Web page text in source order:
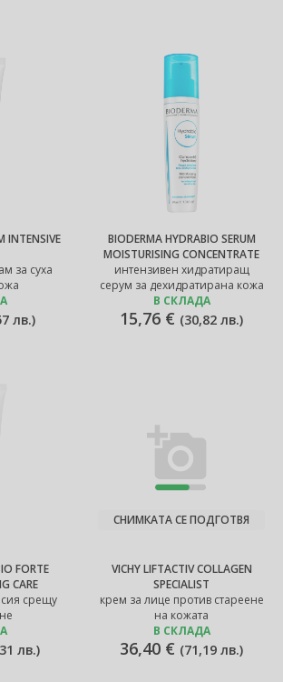
INTENSIVE
за суха
лв.)
BIODERMA HYDRABIO SERUM
MOISTURISING CONCENTRATE
интензивен хидратиращ
серум за дехидратирана кожа
В СКЛАДА
15,76 € (30,82 лв.)
FORTE
CARE
срещу
лв.)
VICHY LIFTACTIV COLLAGEN
SPECIALIST
крем за лице против стареене
на кожата
СНИМКАТА СЕ ПОДГОТВЯ
В СКЛАДА
36,40 € (71,19 лв.)